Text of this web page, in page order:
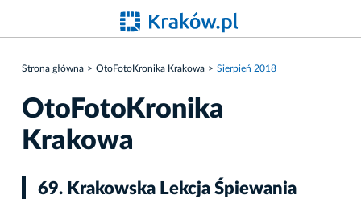
Strona główna OtoFotoKronika Krakowa Sierpień 2018
OtoFotoKronika
Krakowa
69. Krakowska Lekcja Śpiewania